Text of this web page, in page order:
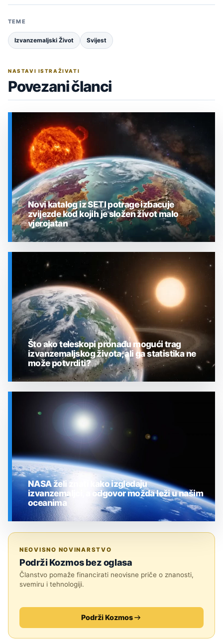
TEME
Izvanzemaljski Život Svijest
NASTAVI ISTRAŽIVATI
Povezani članci
SVEMIR
Novi katalog iz SETI potrage izbacuje
zvijezde kod kojih je složen život malo
vjerojatan
Što ako teleskopi pronađu mogući trag
izvanzemaljskog života, ali ga statistika ne
može potvrditi?
NASA želi znati kako izgledaju
izvanzemaljci, a odgovor možda leži u našim
oceanima
NEOVISNO NOVINARSTVO
Podrži Kozmos bez oglasa
Članstvo pomaže financirati neovisne priče o znanosti,
svemiru i tehnologiji.
Podrži Kozmos